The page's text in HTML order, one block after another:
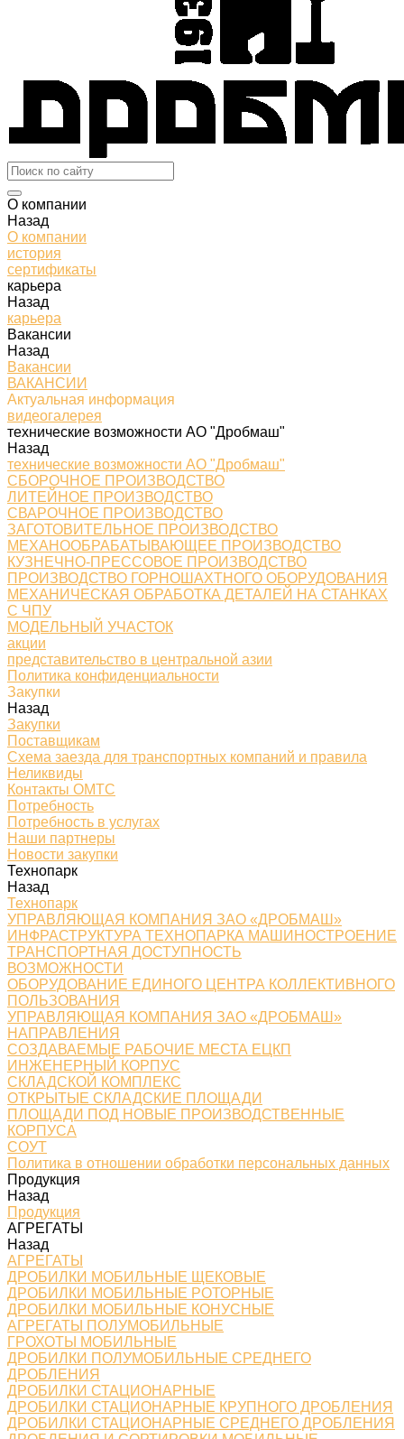
О компании
Назад
О компании
история
сертификаты
карьера
Назад
карьера
Вакансии
Назад
Вакансии
ВАКАНСИИ
Актуальная информация
видеогалерея
технические возможности АО "Дробмаш"
Назад
технические возможности АО "Дробмаш"
СБОРОЧНОЕ ПРОИЗВОДСТВО
ЛИТЕЙНОЕ ПРОИЗВОДСТВО
СВАРОЧНОЕ ПРОИЗВОДСТВО
ЗАГОТОВИТЕЛЬНОЕ ПРОИЗВОДСТВО
МЕХАНООБРАБАТЫВАЮЩЕЕ ПРОИЗВОДСТВО
КУЗНЕЧНО-ПРЕССОВОЕ ПРОИЗВОДСТВО
ПРОИЗВОДСТВО ГОРНОШАХТНОГО ОБОРУДОВАНИЯ
МЕХАНИЧЕСКАЯ ОБРАБОТКА ДЕТАЛЕЙ НА СТАНКАХ
С ЧПУ
МОДЕЛЬНЫЙ УЧАСТОК
акции
представительство в центральной азии
Политика конфиденциальности
Закупки
Назад
Закупки
Поставщикам
Схема заезда для транспортных компаний и правила
Неликвиды
Контакты ОМТС
Потребность
Потребность в услугах
Наши партнеры
Новости закупки
Технопарк
Назад
Технопарк
УПРАВЛЯЮЩАЯ КОМПАНИЯ ЗАО «ДРОБМАШ»
ИНФРАСТРУКТУРА ТЕХНОПАРКА МАШИНОСТРОЕНИЕ
ТРАНСПОРТНАЯ ДОСТУПНОСТЬ
ВОЗМОЖНОСТИ
ОБОРУДОВАНИЕ ЕДИНОГО ЦЕНТРА КОЛЛЕКТИВНОГО
ПОЛЬЗОВАНИЯ
УПРАВЛЯЮЩАЯ КОМПАНИЯ ЗАО «ДРОБМАШ»
НАПРАВЛЕНИЯ
СОЗДАВАЕМЫЕ РАБОЧИЕ МЕСТА ЕЦКП
ИНЖЕНЕРНЫЙ КОРПУС
СКЛАДСКОЙ КОМПЛЕКС
ОТКРЫТЫЕ СКЛАДСКИЕ ПЛОЩАДИ
ПЛОЩАДИ ПОД НОВЫЕ ПРОИЗВОДСТВЕННЫЕ
КОРПУСА
СОУТ
Политика в отношении обработки персональных данных
Продукция
Назад
Продукция
АГРЕГАТЫ
Назад
АГРЕГАТЫ
ДРОБИЛКИ МОБИЛЬНЫЕ ЩЕКОВЫЕ
ДРОБИЛКИ МОБИЛЬНЫЕ РОТОРНЫЕ
ДРОБИЛКИ МОБИЛЬНЫЕ КОНУСНЫЕ
АГРЕГАТЫ ПОЛУМОБИЛЬНЫЕ
ГРОХОТЫ МОБИЛЬНЫЕ
ДРОБИЛКИ ПОЛУМОБИЛЬНЫЕ СРЕДНЕГО
ДРОБЛЕНИЯ
ДРОБИЛКИ СТАЦИОНАРНЫЕ
ДРОБИЛКИ СТАЦИОНАРНЫЕ КРУПНОГО ДРОБЛЕНИЯ
ДРОБИЛКИ СТАЦИОНАРНЫЕ СРЕДНЕГО ДРОБЛЕНИЯ